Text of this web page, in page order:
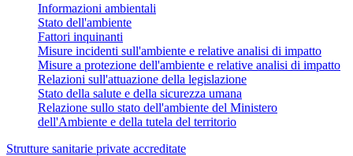
Informazioni ambientali
Stato dell'ambiente
Fattori inquinanti
Misure incidenti sull'ambiente e relative analisi di impatto
Misure a protezione dell'ambiente e relative analisi di impatto
Relazioni sull'attuazione della legislazione
Stato della salute e della sicurezza umana
Relazione sullo stato dell'ambiente del Ministero
dell'Ambiente e della tutela del territorio
Strutture sanitarie private accreditate